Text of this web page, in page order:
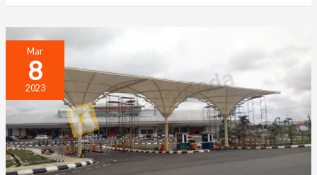
Mar
8
2023
Tenda
Payung
Membrane
Statis
–
Bandara
Silampari